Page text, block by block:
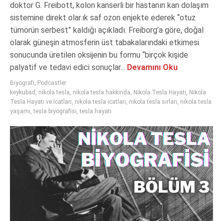
doktor G. Freibott, kolon kanserli bir hastanın kan dolaşım
sistemine direkt olar.ık saf ozon enjekte ederek “otuz
tümörün serbest” kaldığı açıkladı. Freiborg’a göre, doğal
olarak güneşin atmosferin üst tabakalarındaki etkimesi
sonucunda üretilen oksijenin bu formu “birçok kişide
palyatif ve tedavi edici sonuçlar... Devamını Oku
Biyografi, Podcastler
keykubad , nikola tesla, nikola tesla hakkında, Nikola Tesla Hayatı, Nikola
Tesla Hayatı ve İcatları, nikola tesla icatları, nikola tesla sırları, nikola tesla
yaşamı,tesla biyografisi,tesla hayatı